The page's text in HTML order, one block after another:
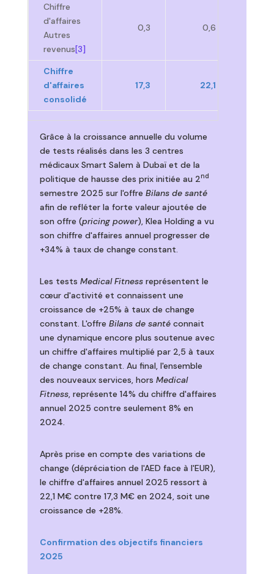
Chiffre
d'affaires
Autres
revenus[3]
0,3 0,6
Chiffre
d'affaires
consolidé
17,3 22,1
Grâce à la croissance annuelle du volume
de tests réalisés dans les 3 centres
médicaux Smart Salem à Dubaï et de la
politique de hausse des prix initiée au 2nd
semestre 2025 sur l'offre Bilans de santé
afin de refléter la forte valeur ajoutée de
son offre (pricing power), Klea Holding a vu
son chiffre d'affaires annuel progresser de
+34% à taux de change constant.
Les tests Medical Fitnessreprésentent le
cœur d'activité et connaissent une
croissance de +25% à taux de change
constant. L'offre Bilans de santéconnait
une dynamique encore plus soutenue avec
un chiffre d'affaires multiplié par 2,5 à taux
de change constant. Au final, l'ensemble
des nouveaux services, hors Medical
Fitness, représente 14% du chiffre d'affaires
annuel 2025 contre seulement 8% en
2024.
Après prise en compte des variations de
change (dépréciation de l'AED face à l'EUR),
le chiffre d'affaires annuel 2025 ressort à
22,1 M€ contre 17,3 M€ en 2024, soit une
croissance de +28%.
Confirmation des objectifs financiers
2025